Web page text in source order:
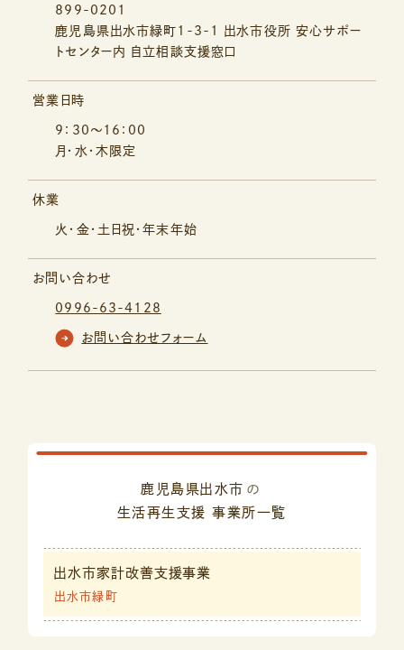
899-0201
鹿児島県出水市緑町1-3-1
出水市役所 安心サポー
トセンター内 自立相談支援窓口
営業日時
9：30～16：00
月・水・木限定
休業
火・金・土日祝・年末年始
お問い合わせ
0996-63-4128
お問い合わせフォーム
鹿児島県出水市 の
生活再生支援事業所一覧
出水市家計改善支援事業
出水市緑町